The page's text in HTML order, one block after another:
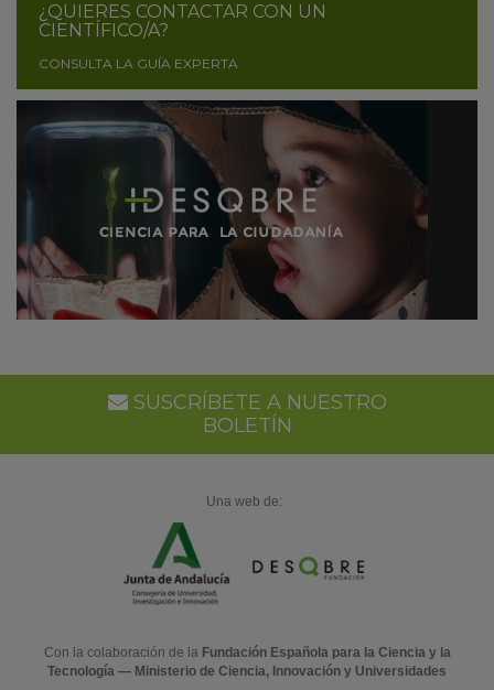
¿QUIERES CONTACTAR CON UN
CIENTÍFICO/A?
CONSULTA LA GUÍA EXPERTA
SUSCRÍBETE A NUESTRO
BOLETÍN
Una web de:
Con la colaboración de la Fundación Española para la Ciencia y la
Tecnología — Ministerio de Ciencia, Innovación y Universidades